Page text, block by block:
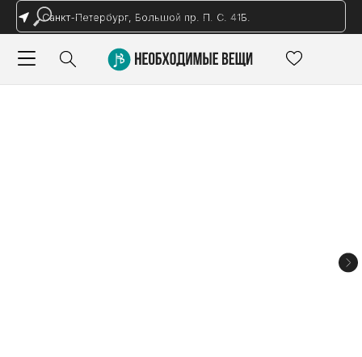
Санкт-Петербург, Большой пр. П. С. 41Б.